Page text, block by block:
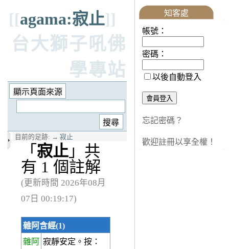
[[agama:寂止]]
台大獅子吼佛
學專站
目前的足跡: → 寂止
「 寂止 」共
有 1 個註解
(更新時間 2026年08月
07日 00:19:17)
雜阿含經(1)
雜阿 寂靜安定。按：
知客處
帳號：
密碼：
以後自動登入
忘記密碼？
歡迎註冊以享全權！